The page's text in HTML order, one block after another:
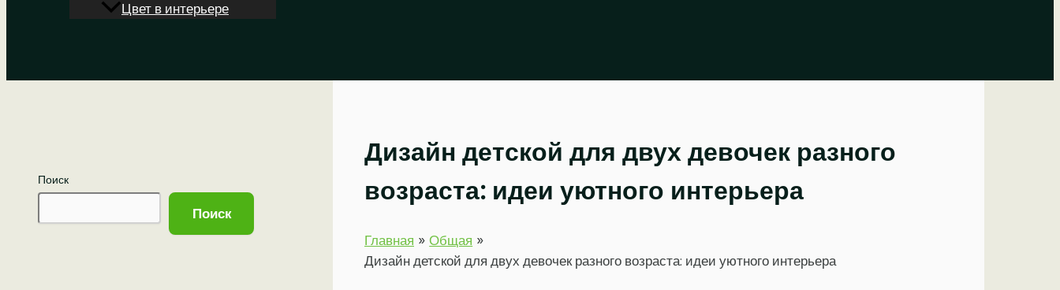
Цвет в интерьере
Поиск
Поиск
Дизайн детской для двух девочек разного
возраста: идеи уютного интерьера
Главная
Общая
Дизайн детской для двух девочек разного возраста: идеи уютного интерьера